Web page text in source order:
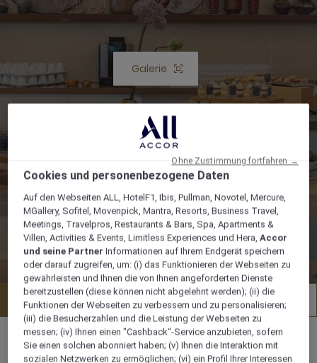
Galerie
Schaltfläche Galerie öffnen
Anfrage stellen Factsheet
Cookies und personenbezogene Daten
Auf den Webseiten ALL, HotelF1, Ibis, Pullman, Novotel, Mercure,
MGallery, Sofitel, Movenpick, Mantra, Resorts, Business Travel,
Meetings, Travelpros, Restaurants & Bars, Spa, Apartments &
Villen, Activities & Events, Limitless Experiences und Hera,Accor
und seine Partner Informationen auf Ihrem Endgerät speichern
oder darauf zugreifen, um: (i) das Funktionieren der Webseiten zu
gewährleisten und Ihnen die von Ihnen angeforderten Dienste
bereitzustellen (diese können nicht abgelehnt werden); (ii) die
Funktionen der Webseiten zu verbessern und zu personalisieren;
(iii) die Besucherzahlen und die Leistung der Webseiten zu
messen; (iv) Ihnen einen "Cashback“-Service anzubieten, sofern
Sie einen solchen abonniert haben; (v) Ihnen die Interaktion mit
sozialen Netzwerken zu ermöglichen; (vi) ein Profil Ihrer Interessen
Ohne Zustimmung fortfahren →